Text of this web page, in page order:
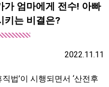
가 엄마에게 전수! 아빠
키는 비결은?
2022.11.11
법’이 시행되면서 ‘산전후